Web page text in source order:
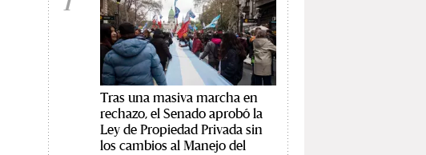
Tras una masiva marcha en
rechazo, el Senado aprobó la
Ley de Propiedad Privada sin
los cambios al Manejo del